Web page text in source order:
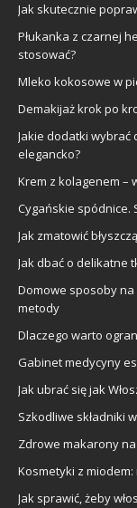
Jak skutecznie
Płukanka z czarnej
stosować?
Mleko kokosowe w
Demakijaż krok po
Jakie dodatki wybrać
elegancko?
Krem z kolagenem –
Cygańskie spódnice.
Jak zmatowić
Jak dbać o delikatne
Domowe sposoby
metody
Dlaczego warto
Gabinet medycyny
Jak ubrać się jak
Szkodliwe składniki
Zdrowe makarony
Kosmetyki z
Jak sprawić, żeby